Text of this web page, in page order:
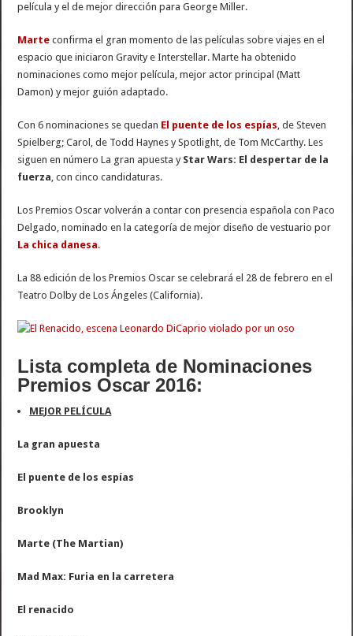
película y el de mejor dirección para George Miller.
Marte confirma el gran momento de las películas sobre viajes en el
espacio que iniciaron Gravity e Interstellar. Marte ha obtenido
nominaciones como mejor película, mejor actor principal (Matt
Damon) y mejor guión adaptado.
Con 6 nominaciones se quedan El puente de los espías, de Steven
Spielberg; Carol, de Todd Haynes y Spotlight, de Tom McCarthy. Les
siguen en número La gran apuesta y Star Wars: El despertar de la
fuerza, con cinco candidaturas.
Los Premios Oscar volverán a contar con presencia española con Paco
Delgado, nominado en la categoría de mejor diseño de vestuario por
La chica danesa.
La 88 edición de los Premios Oscar se celebrará el 28 de febrero en el
Teatro Dolby de Los Ángeles (California).
Lista completa de Nominaciones
Premios Oscar 2016:
MEJOR PELÍCULA
La gran apuesta
El puente de los espías
Brooklyn
Marte (The Martian)
Mad Max: Furia en la carretera
El renacido